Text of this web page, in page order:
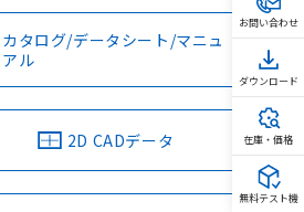
カタログ/データシート/マニュ
アル
2D CADデータ
お問い合わせ
ダウンロード
在庫・価格
無料テスト機